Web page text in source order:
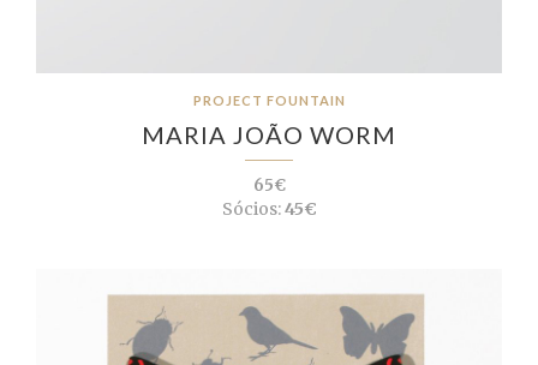
PROJECT FOUNTAIN
MARIA JOÃO WORM
65€
Sócios:45€